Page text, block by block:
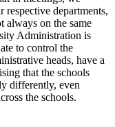
respective departments,
always on the same
Administration is
to control the
heads, have a
that the schools
differently, even
the schools.